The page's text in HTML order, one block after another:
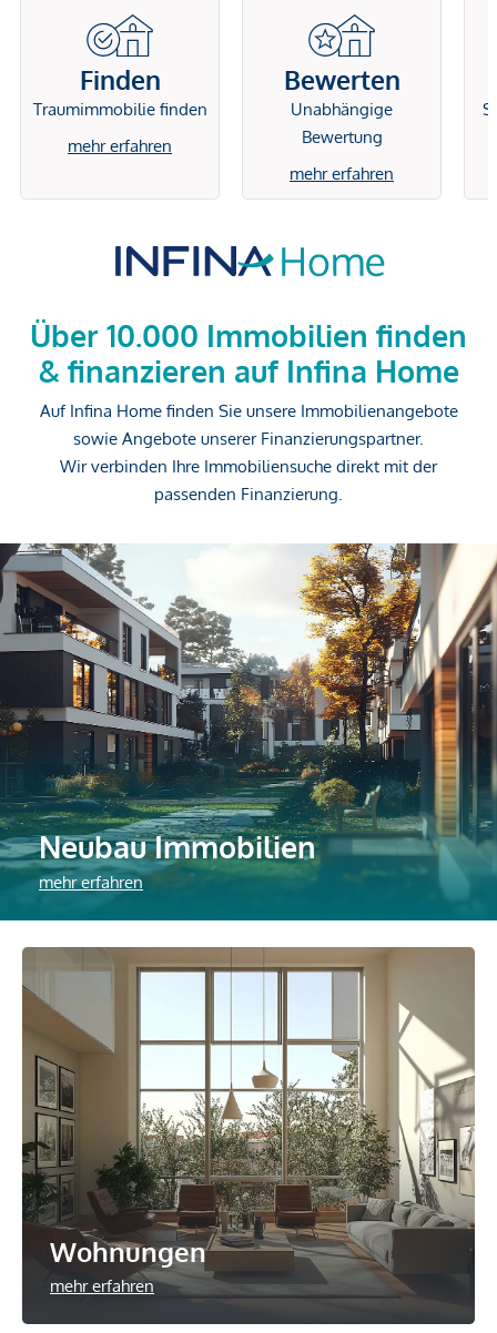
Finden
Traumimmobilie finden
mehr erfahren
Bewerten
Unabhängige
Bewertung
mehr erfahren
Über 10.000 Immobilien finden
& finanzieren auf Infina Home
Auf Infina Home finden Sie unsere Immobilienangebote
sowie Angebote unserer Finanzierungspartner.
Wir verbinden Ihre Immobiliensuche direkt mit der
passenden Finanzierung.
Neubau Immobilien
mehr erfahren
Wohnungen
mehr erfahren